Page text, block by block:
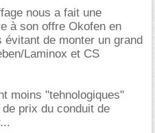
nous a fait une
à son offre Okofen en
évitant de monter un grand
Laminox et CS
moins "tehnologiques"
prix du conduit de